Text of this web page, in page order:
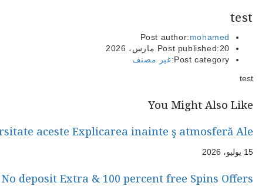
test
Post author:mohamed
Post published:20 مارس، 2026
Post category: غير مصنف
test
You Might Also Like
aceste Explicarea inainte ş atmosferă Ale
15 يوليو، 2026
No deposit Extra & 100 percent free Spins Offers